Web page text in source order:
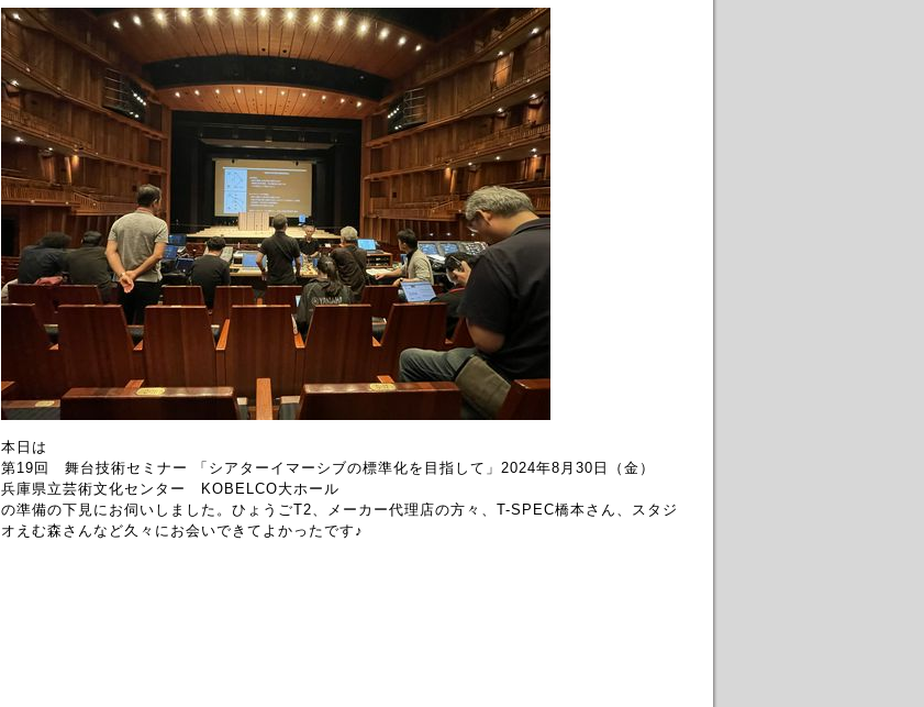
本日は
第19回 舞台技術セミナー 「シアターイマーシブの標準化を目指して」2024年8月30日（金）
兵庫県立芸術文化センター KOBELCO大ホール
の準備の下見にお伺いしました。ひょうごT2、メーカー代理店の方々、T-SPEC橋本さん、スタジ
オえむ森さんなど久々にお会いできてよかったです♪